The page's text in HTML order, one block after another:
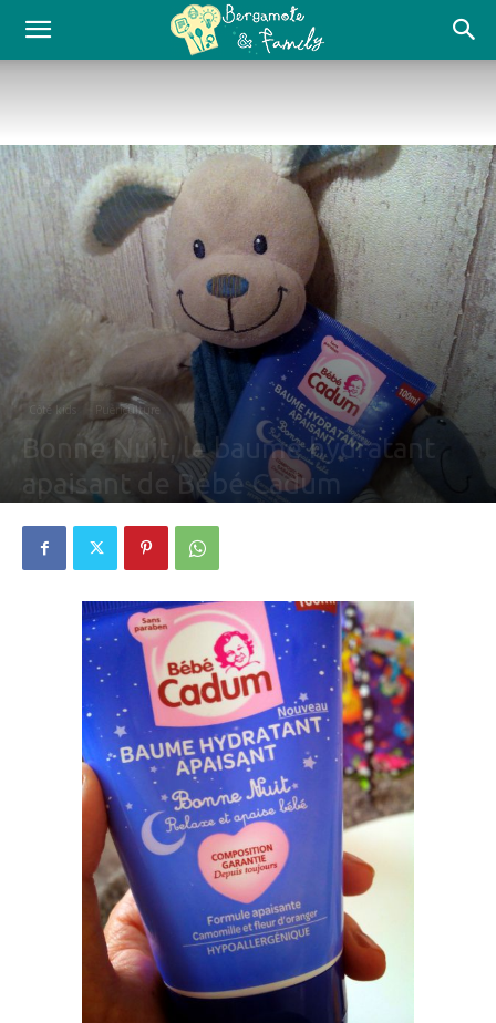
Côté kids Puériculture
Bonne Nuit, le baume hydratant
apaisant de Bébé Cadum